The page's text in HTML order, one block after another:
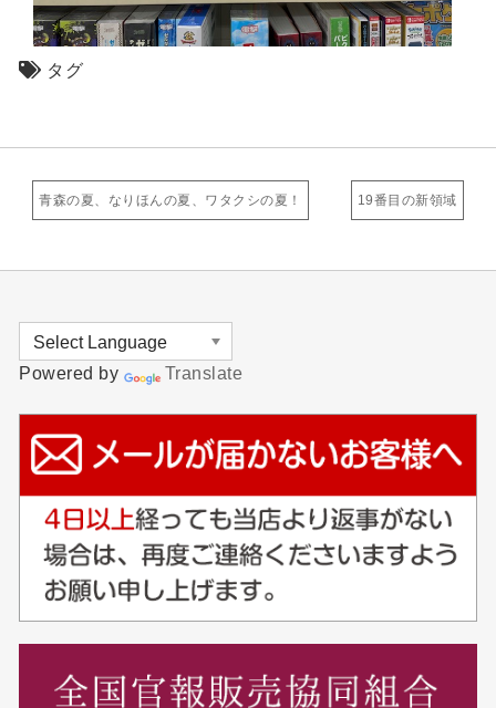
タグ
青森の夏、なりほんの夏、ワタクシの夏！ 19番目の新領域
Powered by Translate